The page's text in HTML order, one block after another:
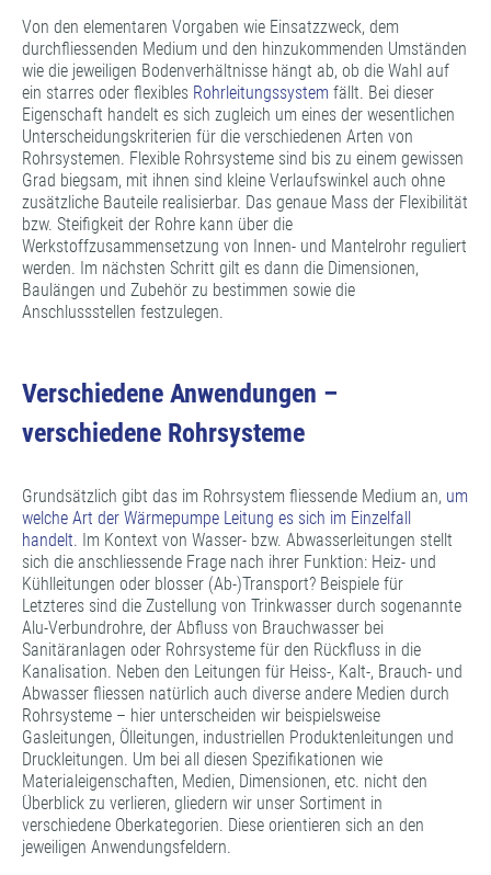
Von den elementaren Vorgaben wie Einsatzzweck, dem
durchfliessenden Medium und den hinzukommenden Umständen
wie die jeweiligen Bodenverhältnisse hängt ab, ob die Wahl auf
ein starres oder flexibles Rohrleitungssystem fällt. Bei dieser
Eigenschaft handelt es sich zugleich um eines der wesentlichen
Unterscheidungskriterien für die verschiedenen Arten von
Rohrsystemen. Flexible Rohrsysteme sind bis zu einem gewissen
Grad biegsam, mit ihnen sind kleine Verlaufswinkel auch ohne
zusätzliche Bauteile realisierbar. Das genaue Mass der Flexibilität
bzw. Steifigkeit der Rohre kann über die
Werkstoffzusammensetzung von Innen- und Mantelrohr reguliert
werden. Im nächsten Schritt gilt es dann die Dimensionen,
Baulängen und Zubehör zu bestimmen sowie die
Anschlussstellen festzulegen.
Verschiedene Anwendungen –
verschiedene Rohrsysteme
Grundsätzlich gibt das im Rohrsystem fliessende Medium an, um
welche Art der Wärmepumpe Leitung es sich im Einzelfall
handelt. Im Kontext von Wasser- bzw. Abwasserleitungen stellt
sich die anschliessende Frage nach ihrer Funktion: Heiz- und
Kühlleitungen oder blosser (Ab-)Transport? Beispiele für
Letzteres sind die Zustellung von Trinkwasser durch sogenannte
Alu-Verbundrohre, der Abfluss von Brauchwasser bei
Sanitäranlagen oder Rohrsysteme für den Rückfluss in die
Kanalisation. Neben den Leitungen für Heiss-, Kalt-, Brauch- und
Abwasser fliessen natürlich auch diverse andere Medien durch
Rohrsysteme – hier unterscheiden wir beispielsweise
Gasleitungen, Ölleitungen, industriellen Produktenleitungen und
Druckleitungen. Um bei all diesen Spezifikationen wie
Materialeigenschaften, Medien, Dimensionen, etc. nicht den
Überblick zu verlieren, gliedern wir unser Sortiment in
verschiedene Oberkategorien. Diese orientieren sich an den
jeweiligen Anwendungsfeldern.